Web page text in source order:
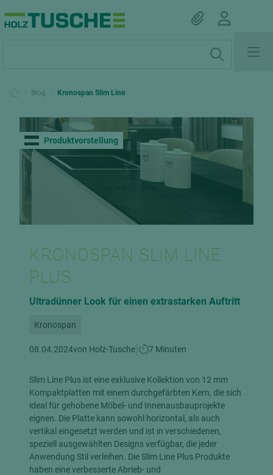
Blog Kronospan Slim Line
Produktvorstellung
KRONOSPAN SLIM LINE
PLUS
Ultradünner Look für einen extrastarken Auftritt
Kronospan
08.04.2024von Holz-Tusche 7 Minuten
Slim Line Plus ist eine exklusive Kollektion von 12 mm
Kompaktplatten mit einem durchgefärbten Kern, die sich
ideal für gehobene Möbel- und Innenausbauprojekte
eignen. Die Platte kann sowohl horizontal, als auch
vertikal eingesetzt werden und ist in verschiedenen,
speziell ausgewählten Designs verfügbar, die jeder
Anwendung Stil verleihen. Die Slim Line Plus Produkte
haben eine verbesserte Abrieb- und